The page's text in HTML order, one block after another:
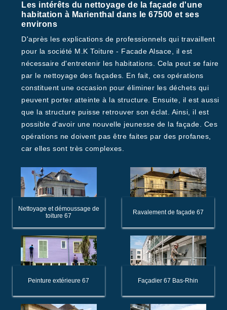
Les intérêts du nettoyage de la façade d'une
habitation à Marienthal dans le 67500 et ses
environs
D'après les explications de professionnels qui travaillent
pour la société M.K Toiture - Facade Alsace, il est
nécessaire d'entretenir les habitations. Cela peut se faire
par le nettoyage des façades. En fait, ces opérations
constituent une occasion pour éliminer les déchets qui
peuvent porter atteinte à la structure. Ensuite, il est aussi
que la structure puisse retrouver son éclat. Ainsi, il est
possible d'avoir une nouvelle jeunesse de la façade. Ces
opérations ne doivent pas être faites par des profanes,
car elles sont très complexes.
Nettoyage et démoussage de
toiture 67
Ravalement de façade 67
Peinture extérieure 67 Façadier 67 Bas-Rhin